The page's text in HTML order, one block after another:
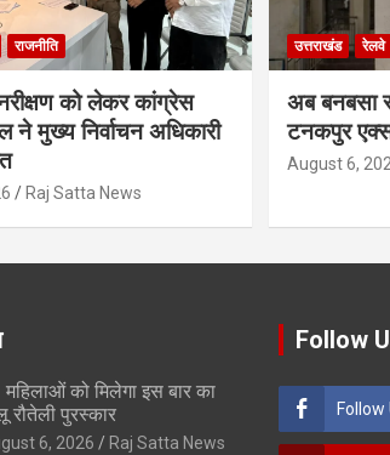
राजनीति
को लेकर कांग्रेस
ने मुख्य निर्वाचन अधिकारी
Raj Satta News
उत्तराखंड रेलवे
अब बनबसा
टनकपुर
August 6,
महिलाओं को मिलेगा इस बार का
रौतेली पुरस्कार
6, 2026 Raj Satta News
Follow
Follow